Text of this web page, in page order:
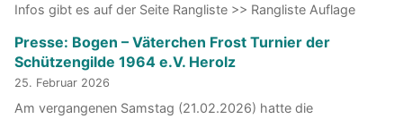
Infos gibt es auf der Seite Rangliste >> Rangliste Auflage
Presse: Bogen – Väterchen Frost Turnier der
Schützengilde 1964 e.V. Herolz
25. Februar 2026
Am vergangenen Samstag (21.02.2026) hatte die